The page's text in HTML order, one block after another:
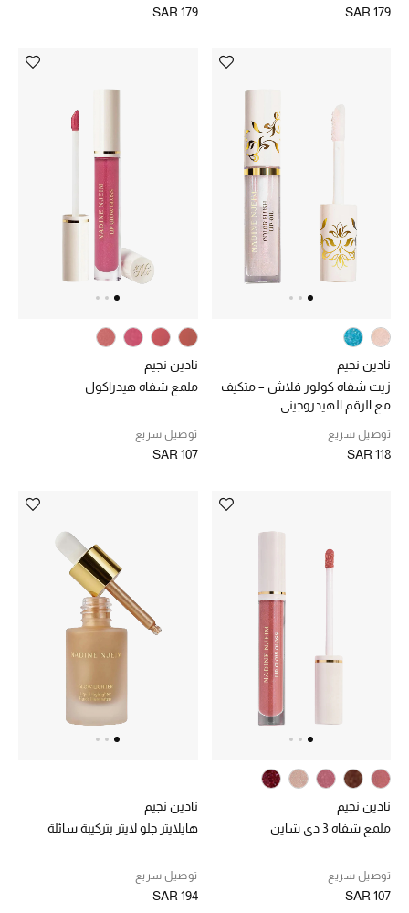
SAR 179
SAR 179
نادين نجيم
زيت شفاه كولور فلاش – متكيف
مع الرقم الهيدروجيني
توصيل سريع
SAR 118
نادين نجيم
ملمع شفاه هيدراكول
توصيل سريع
SAR 107
نادين نجيم
ملمع شفاه 3 دي شاين
توصيل سريع
SAR 107
نادين نجيم
هايلايتر جلو لايتر بتركيبة سائلة
توصيل سريع
SAR 194